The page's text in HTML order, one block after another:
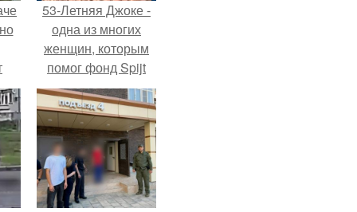
53-Летняя Джоке -
одна из многих
женщин, которым
помог фонд Spijt
van Tattoo,
основанный в
Роттердаме.